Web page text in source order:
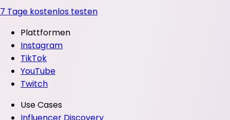
7 Tage kostenlos testen
Plattformen
Instagram
TikTok
YouTube
Twitch
Use Cases